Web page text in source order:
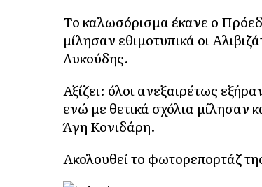
Το καλωσόρισμα έκανε ο
μίλησαν εθιμοτυπικά οι
Λυκούδης.
Αξίζει: όλοι ανεξαιρέτως
ενώ με θετικά σχόλια μίλησαν
Άγη Κονιδάρη.
Ακολουθεί το φωτορεπορτάζ